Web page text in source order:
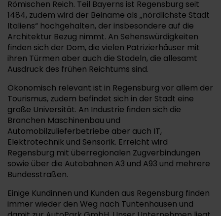
Römischen Reich. Teil Bayerns ist Regensburg seit
1484, zudem wird der Beiname als „nördlichste Stadt
Italiens“ hochgehalten, der insbesondere auf die
Architektur Bezug nimmt. An Sehenswürdigkeiten
finden sich der Dom, die vielen Patrizierhäuser mit
ihren Türmen aber auch die Stadeln, die allesamt
Ausdruck des frühen Reichtums sind.
Ökonomisch relevant ist in Regensburg vor allem der
Tourismus, zudem befindet sich in der Stadt eine
große Universität. An Industrie finden sich die
Branchen Maschinenbau und
Automobilzulieferbetriebe aber auch IT,
Elektrotechnik und Sensorik. Erreicht wird
Regensburg mit überregionalen Zugverbindungen
sowie über die Autobahnen A3 und A93 und mehrere
Bundesstraßen.
Einige Kundinnen und Kunden aus Regensburg finden
immer wieder den Weg nach Tuntenhausen und